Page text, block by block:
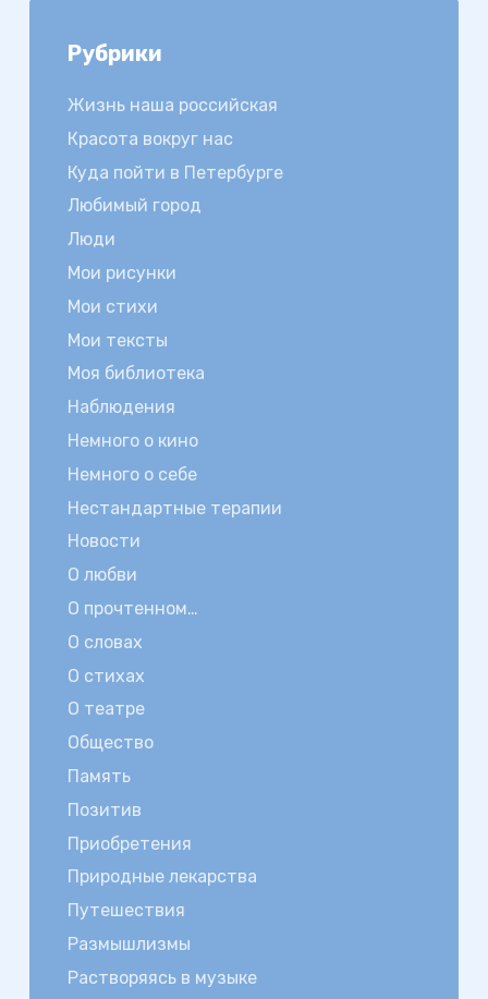
Рубрики
Жизнь наша российская
Красота вокруг нас
Куда пойти в Петербурге
Любимый город
Люди
Мои рисунки
Мои стихи
Мои тексты
Моя библиотека
Наблюдения
Немного о кино
Немного о себе
Нестандартные терапии
Новости
О любви
О прочтенном…
О словах
О стихах
О театре
Общество
Память
Позитив
Приобретения
Природные лекарства
Путешествия
Размышлизмы
Растворяясь в музыке